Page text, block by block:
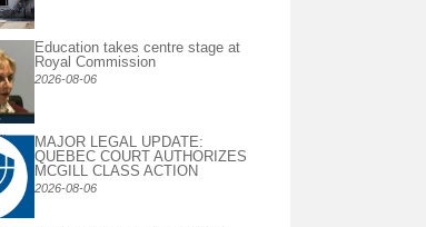
Education takes centre stage at
Royal Commission
2026-08-06
MAJOR LEGAL UPDATE:
QUEBEC COURT AUTHORIZES
MCGILL CLASS ACTION
2026-08-06